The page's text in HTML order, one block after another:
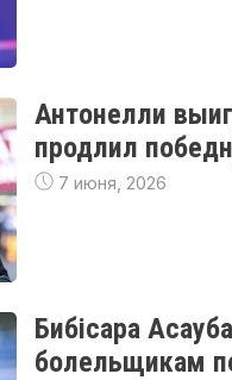
Антонелли
продлил
7 июня, 2026
Бибісара
болельщикам